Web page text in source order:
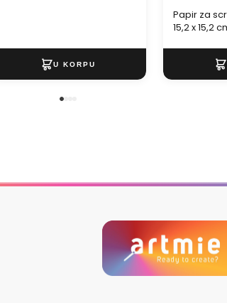
Papir za
15,2 x 15,2